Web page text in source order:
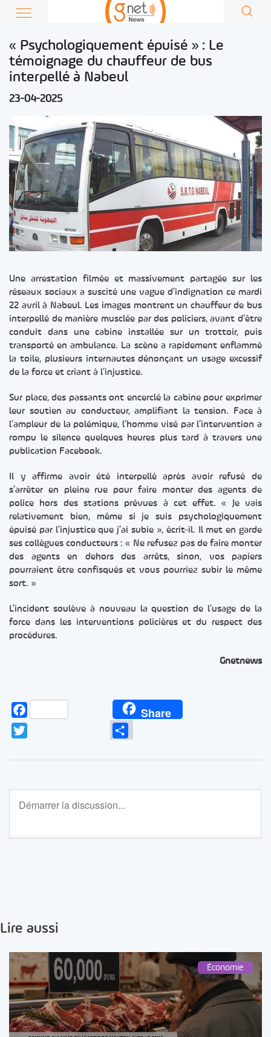
« Psychologiquement épuisé » : Le
témoignage du chauffeur de bus
interpellé à Nabeul
23-04-2025
Une arrestation filmée et massivement partagée sur les
réseaux sociaux a suscité une vague d’indignation ce mardi
22 avril à Nabeul. Les images montrent un chauffeur de bus
interpellé de manière musclée par des policiers, avant d’être
conduit dans une cabine installée sur un trottoir, puis
transporté en ambulance. La scène a rapidement enflammé
la toile, plusieurs internautes dénonçant un usage excessif
de la force et criant à l’injustice.
Sur place, des passants ont encerclé la cabine pour exprimer
leur soutien au conducteur, amplifiant la tension. Face à
l’ampleur de la polémique, l’homme visé par l’intervention a
rompu le silence quelques heures plus tard à travers une
publication Facebook.
Il y affirme avoir été interpellé après avoir refusé de
s’arrêter en pleine rue pour faire monter des agents de
police hors des stations prévues à cet effet. « Je vais
relativement bien, même si je suis psychologiquement
épuisé par l’injustice que j’ai subie », écrit-il. Il met en garde
ses collègues conducteurs : « Ne refusez pas de faire monter
des agents en dehors des arrêts, sinon, vos papiers
pourraient être confisqués et vous pourriez subir le même
sort. »
L’incident soulève à nouveau la question de l’usage de la
force dans les interventions policières et du respect des
procédures.
Gnetnews
Facebook Share
Lire aussi
Économie